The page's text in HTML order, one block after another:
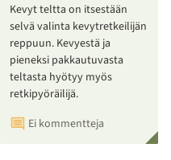
Kevyt teltta on itsestään
selvä valinta kevytretkeilijän
reppuun. Kevyestä ja
pieneksi pakkautuvasta
teltasta hyötyy myös
retkipyöräilijä.
Ei kommentteja